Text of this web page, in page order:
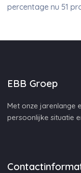
percentage nu 51
EBB Groep
Met onze jarenlange
persoonlijke situatie